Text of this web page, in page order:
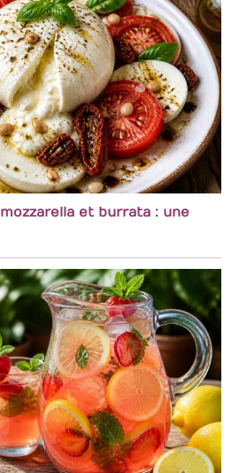
nettoyage rapide et
facile après
utilisation. Profitez
pleinement de vos
repas sans souci de
vaisselle compliquée.
et burrata : une